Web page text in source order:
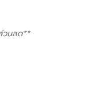
วนลด**